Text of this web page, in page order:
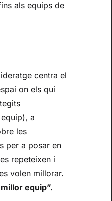
als equips de
centra el
on els qui
a
les
per a posar en
repeteixen i
volen millorar.
equip”.